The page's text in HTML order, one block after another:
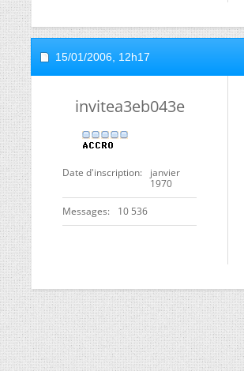
15/01/2006, 12h17
invitea3eb043e
Date d'inscription
janvier
1970
Messages 10 536